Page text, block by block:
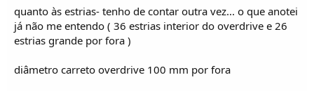
quanto às estrias- tenho de contar outra vez... o que anotei
já não me entendo ( 36 estrias interior do overdrive e 26
estrias grande por fora )
diâmetro carreto overdrive 100 mm por fora